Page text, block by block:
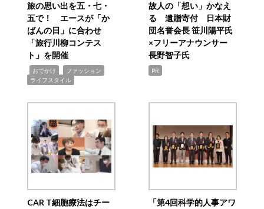
旅の思い出を五・七・
五で！ エースが「か
ばんの日」に合わせ
「旅行川柳コンテス
ト」を開催
おでかけ ファッション
ライフスタイル
故人の「想い」かなえ
る 遺贈寄付 日本財
団名誉会長 笹川陽平氏
×フリーアナウンサー
長野智子氏
PR
CAR T細胞療法はチー
「第4回科学的人事アワ